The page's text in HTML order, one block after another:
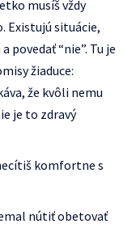
musíš vždy
Existujú situácie,
povedať “nie”. Tu je
žiaduce:
že kvôli nemu
je to zdravý
komfortne s
nútiť obetovať